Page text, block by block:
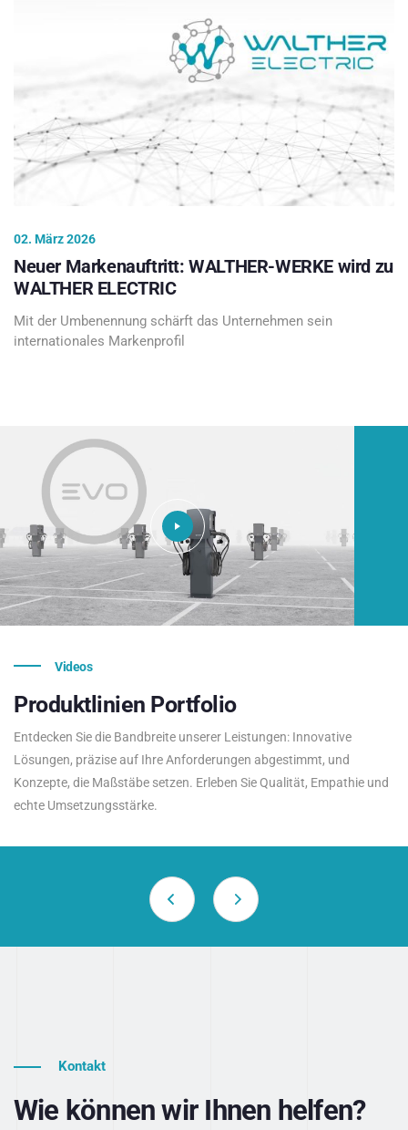
02. März 2026
Neuer Markenauftritt: WALTHER-WERKE wird zu
WALTHER ELECTRIC
Mit der Umbenennung schärft das Unternehmen sein
internationales Markenprofil
Videos
Produktlinien Portfolio
Entdecken Sie die Bandbreite unserer Leistungen: Innovative
Lösungen, präzise auf Ihre Anforderungen abgestimmt, und
Konzepte, die Maßstäbe setzen. Erleben Sie Qualität, Empathie und
echte Umsetzungsstärke.
Kontakt
Wie können wir Ihnen helfen?